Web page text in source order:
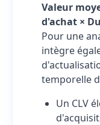
Valeur
d'achat ×
Pour une
intègre
temporelle
Un CLV